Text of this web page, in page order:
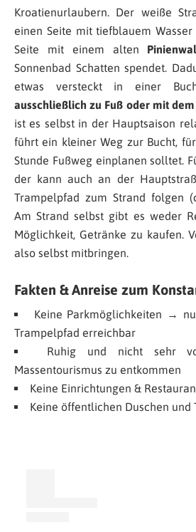
Kroatienurlaubern. Der weiße
einen Seite mit tiefblauem
Seite mit einem alten
Sonnenbad Schatten spendet.
etwas versteckt in einer
ausschließlich zu Fuß oder mit dem
ist es selbst in der Hauptsaison
führt ein kleiner Weg zur Bucht,
Stunde Fußweg einplanen solltet.
der kann auch an der
Trampelpfad zum Strand folgen
Am Strand selbst gibt es weder
Möglichkeit, Getränke zu kaufen.
also selbst mitbringen.
Fakten & Anreise zum
Keine Parkmöglichkeiten →
Trampelpfad erreichbar
Ruhig und nicht sehr
Massentourismus zu entkommen
Keine Einrichtungen &
Keine öffentlichen Duschen und